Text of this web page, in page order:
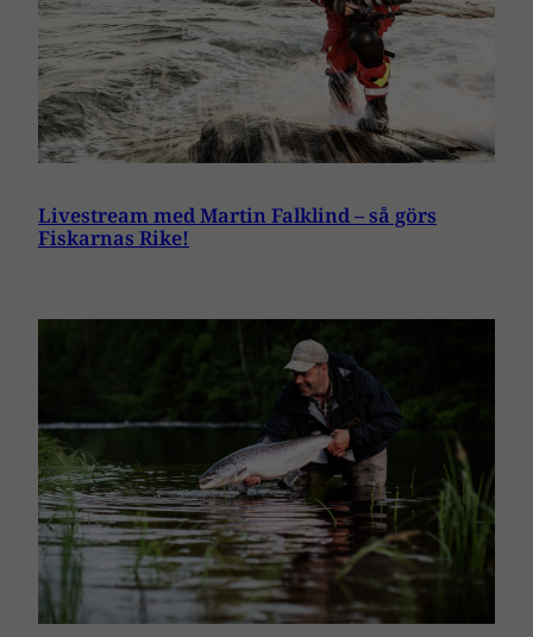
Livestream med Martin Falklind – så görs
Fiskarnas Rike!